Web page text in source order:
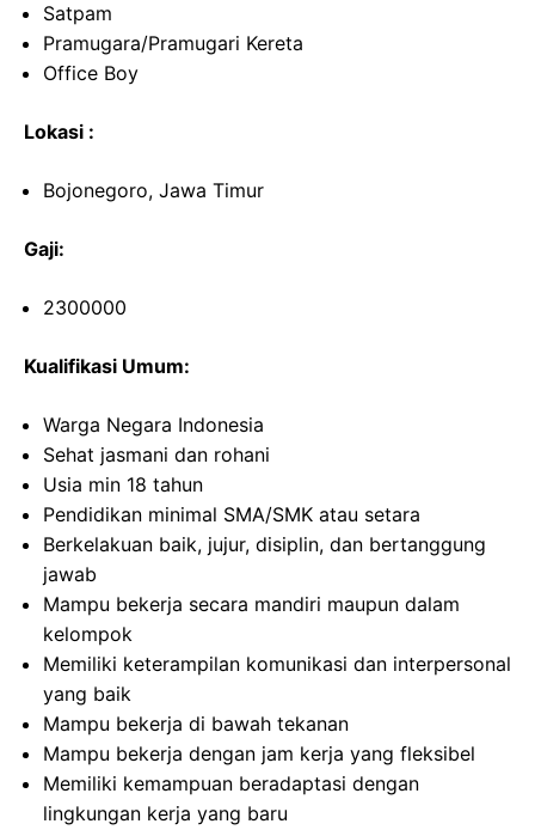
Satpam
Pramugara/Pramugari Kereta
Office Boy
Lokasi :
Bojonegoro, Jawa Timur
Gaji:
2300000
Kualifikasi Umum:
Warga Negara Indonesia
Sehat jasmani dan rohani
Usia min 18 tahun
Pendidikan minimal SMA/SMK atau setara
Berkelakuan baik, jujur, disiplin, dan bertanggung
jawab
Mampu bekerja secara mandiri maupun dalam
kelompok
Memiliki keterampilan komunikasi dan interpersonal
yang baik
Mampu bekerja di bawah tekanan
Mampu bekerja dengan jam kerja yang fleksibel
Memiliki kemampuan beradaptasi dengan
lingkungan kerja yang baru